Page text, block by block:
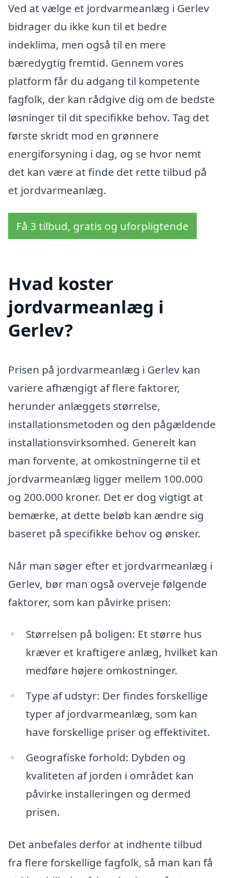
Ved at vælge et jordvarmeanlæg i Gerlev
bidrager du ikke kun til et bedre
indeklima, men også til en mere
bæredygtig fremtid. Gennem vores
platform får du adgang til kompetente
fagfolk, der kan rådgive dig om de bedste
løsninger til dit specifikke behov. Tag det
første skridt mod en grønnere
energiforsyning i dag, og se hvor nemt
det kan være at finde det rette tilbud på
et jordvarmeanlæg.
Få 3 tilbud, gratis og uforpligtende
Hvad koster
jordvarmeanlæg i
Gerlev?
Prisen på jordvarmeanlæg i Gerlev kan
variere afhængigt af flere faktorer,
herunder anlæggets størrelse,
installationsmetoden og den pågældende
installationsvirksomhed. Generelt kan
man forvente, at omkostningerne til et
jordvarmeanlæg ligger mellem 100.000
og 200.000 kroner. Det er dog vigtigt at
bemærke, at dette beløb kan ændre sig
baseret på specifikke behov og ønsker.
Når man søger efter et jordvarmeanlæg i
Gerlev, bør man også overveje følgende
faktorer, som kan påvirke prisen:
Størrelsen på boligen: Et større hus
kræver et kraftigere anlæg, hvilket kan
medføre højere omkostninger.
Type af udstyr: Der findes forskellige
typer af jordvarmeanlæg, som kan
have forskellige priser og effektivitet.
Geografiske forhold: Dybden og
kvaliteten af jorden i området kan
påvirke installeringen og dermed
prisen.
Det anbefales derfor at indhente tilbud
fra flere forskellige fagfolk, så man kan få